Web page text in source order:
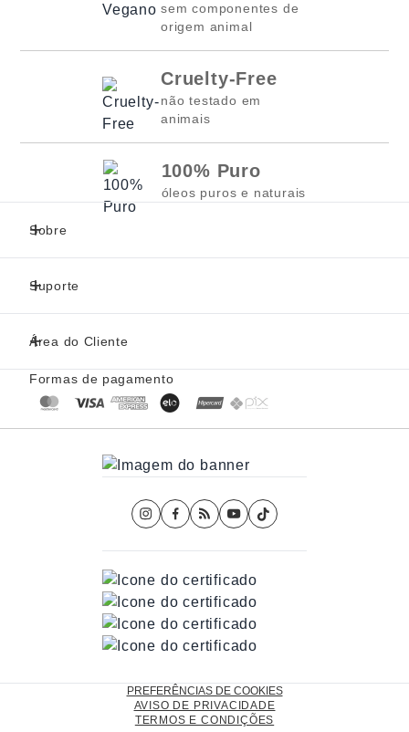
sem componentes de
origem animal
Cruelty-Free
não testado em
animais
100% Puro
óleos puros e naturais
Sobre
Suporte
Área do Cliente
Formas de pagamento
PREFERÊNCIAS DE COOKIES
AVISO DE PRIVACIDADE
TERMOS E CONDIÇÕES